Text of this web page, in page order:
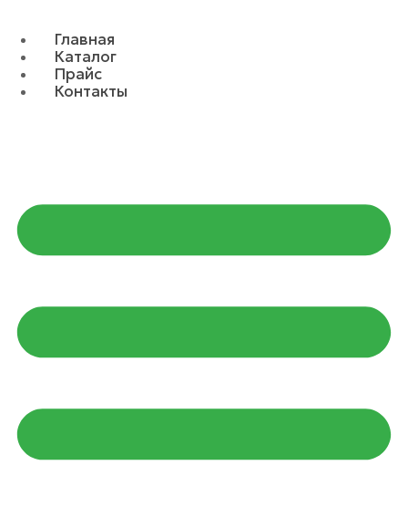
Главная
Каталог
Прайс
Контакты